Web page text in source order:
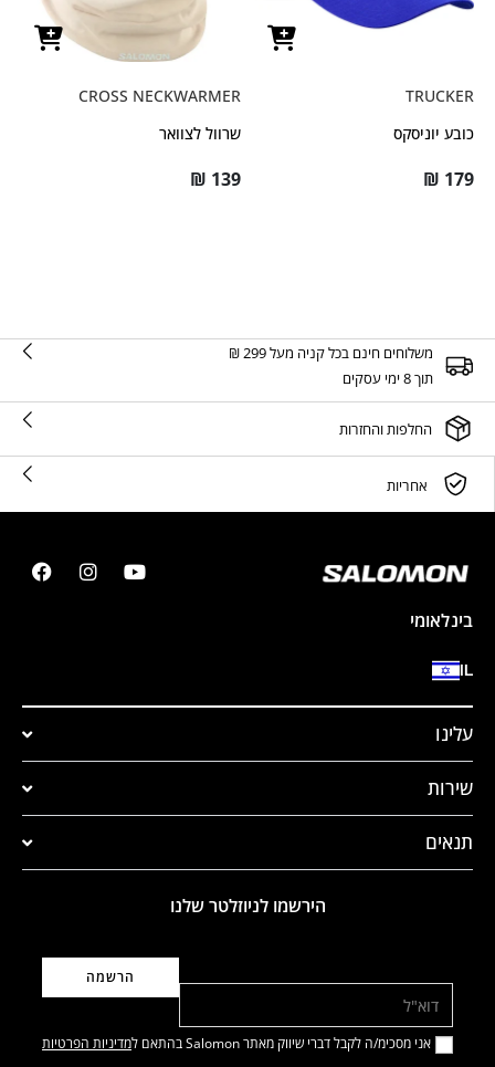
TRUCKER
כובע יוניסקס
₪ 179
CROSS NECKWARMER
שרוול לצוואר
₪ 139
משלוחים חינם בכל קניה מעל 299 ₪
תוך 8 ימי עסקים
החלפות והחזרות
אחריות
בינלאומי
IL
עלינו
שירות
תנאים
הירשמו לניוזלטר שלנו
אני מסכימ/ה לקבל דברי שיווק מאתר Salomon בהתאם ל מדיניות הפרטיות